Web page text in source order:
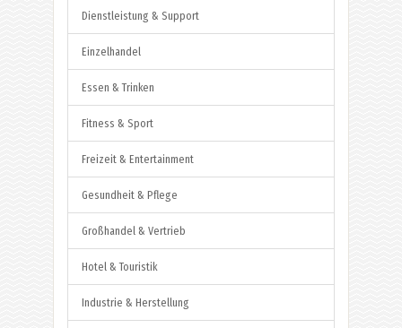
Dienstleistung & Support
Einzelhandel
Essen & Trinken
Fitness & Sport
Freizeit & Entertainment
Gesundheit & Pflege
Großhandel & Vertrieb
Hotel & Touristik
Industrie & Herstellung